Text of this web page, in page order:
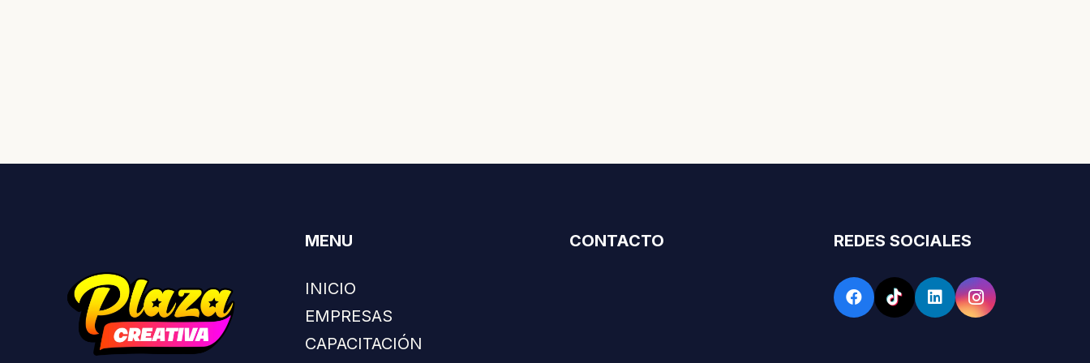
MENU
INICIO
EMPRESAS
CAPACITACIÓN
CONTACTO REDES SOCIALES